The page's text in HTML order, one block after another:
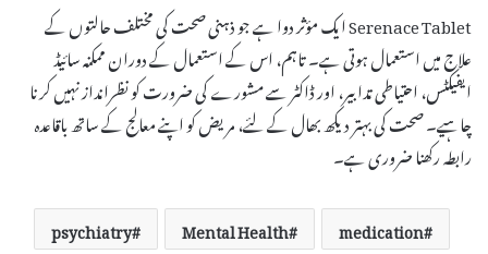
Serenace Tablet ایک مؤثر دوا ہے جو ذہنی صحت کی مختلف حالتوں کے
علاج میں استعمال ہوتی ہے۔ تاہم، اس کے استعمال کے دوران ممکنہ سائیڈ
ایفیکٹس، احتیاطی تدابیر، اور ڈاکٹر سے مشورے کی ضرورت کو نظرانداز نہیں کرنا
چاہیے۔ صحت کی بہتر دیکھ بھال کے لئے، مریض کو اپنے معالج کے ساتھ باقاعدہ
رابطہ رکھنا ضروری ہے۔
medication
Mental Health
psychiatry